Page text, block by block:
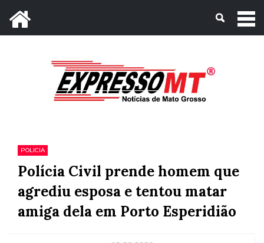
Mato Grosso, 09 de Agosto de 2026
POLICIA
Polícia Civil prende homem que
agrediu esposa e tentou matar
amiga dela em Porto Esperidião